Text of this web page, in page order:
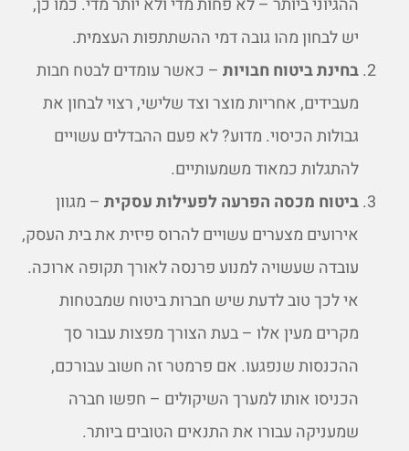
יש לבחון מהו גובה דמי ההשתתפות העצמית.
בחינת ביטוח חבויות – כאשר עומדים לבטח חבות
מעבידים, אחריות מוצר וצד שלישי, רצוי לבחון את
גבולות הכיסוי. מדוע? לא פעם ההבדלים עשויים
להתגלות כמאוד משמעותיים.
ביטוח מכסה הפרעה לפעילות עסקית – מגוון
אירועים מצערים עשויים להרוס פיזית את בית העסק,
עובדה שעשויה למנוע פרנסה לאורך תקופה ארוכה.
אי לכך טוב לדעת שיש חברות ביטוח שמבטחות
מקרים מעין אלו – בעת הצורך מפצות עבור סך
ההכנסות שנפגעו. אם פרמטר זה חשוב עבורכם,
הכניסו אותו למערך השיקולים – חפשו חברה
שמעניקה עבורו את התנאים הטובים ביותר.